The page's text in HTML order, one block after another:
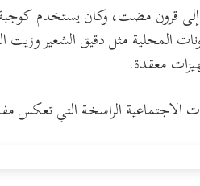
قرون مضت، وكان يستخدم كوجبة
المحلية مثل دقيق الشعير
معقدة.
الراسخة التي تعكس